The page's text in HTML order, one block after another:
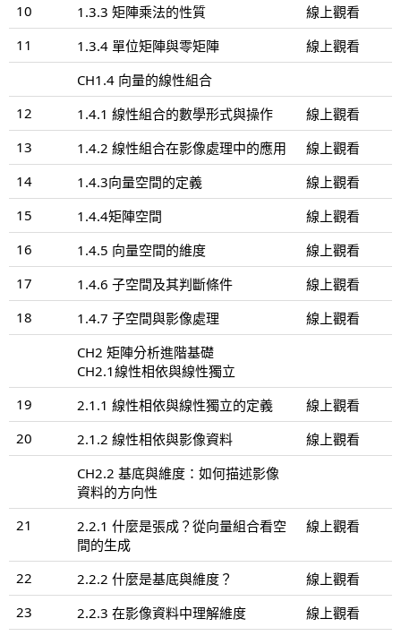
10
1.3.3 矩陣乘法的性質
線上觀看
11
1.3.4 單位矩陣與零矩陣
線上觀看
CH1.4 向量的線性組合
12
1.4.1 線性組合的數學形式與操作
線上觀看
13
1.4.2 線性組合在影像處理中的應用
線上觀看
14
1.4.3向量空間的定義
線上觀看
15
1.4.4矩陣空間
線上觀看
16
1.4.5 向量空間的維度
線上觀看
17
1.4.6 子空間及其判斷條件
線上觀看
18
1.4.7 子空間與影像處理
線上觀看
CH2 矩陣分析進階基礎
CH2.1線性相依與線性獨立
19
2.1.1 線性相依與線性獨立的定義
線上觀看
20
2.1.2 線性相依與影像資料
線上觀看
CH2.2 基底與維度：如何描述影像
資料的方向性
21
2.2.1 什麼是張成？從向量組合看空
間的生成
線上觀看
22 2.2.2 什麼是基底與維度？
線上觀看
23
2.2.3 在影像資料中理解維度
線上觀看